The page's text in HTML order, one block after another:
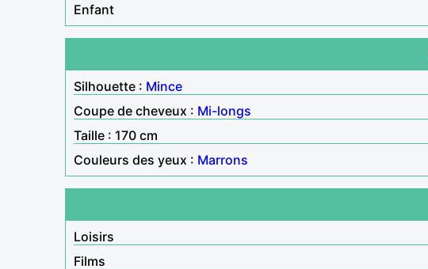
Enfant
Silhouette : Mince
Coupe de cheveux : Mi-longs
Taille : 170 cm
Couleurs des yeux : Marrons
Loisirs
Films